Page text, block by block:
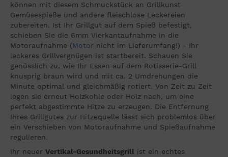
können mit diesem Schmuckstück an Grillkunst
Gemüsespieße und andere fleischlose Leckereien
zubereiten. Ist Ihr Grillgut auf dem Spieß befestigt,
schieben Sie die 6mm Vierkantaufnahme in die
Motoraufnahme (Motor nicht im Lieferumfang!) - Ihr
leckeres Grillvergnügen ist startbereit. Schauen Sie
genüsslich zu, wie Ihr Essen auf dem Rotisserie-Grill
knusprig braun wird und mit ca. 2 Umdrehungen die
Minute optimal und gleichmäßig rotiert. Von Zeit zu Zeit
legen sie erneut Holzkohle oder Holz nach, um eine
perfekt abgestimmte Hitze zu erzeugen. Die Entfernung
Ihres Grillgutes zur Hitzequelle lässt sich problemlos über
ein Verschieben von Motoraufnahme und Spießaufnahme
regulieren.
Ihr neuer Vertikal-Gesundheitsgrill ist ein echtes